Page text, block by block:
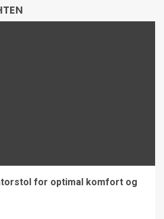
for optimal komfort og